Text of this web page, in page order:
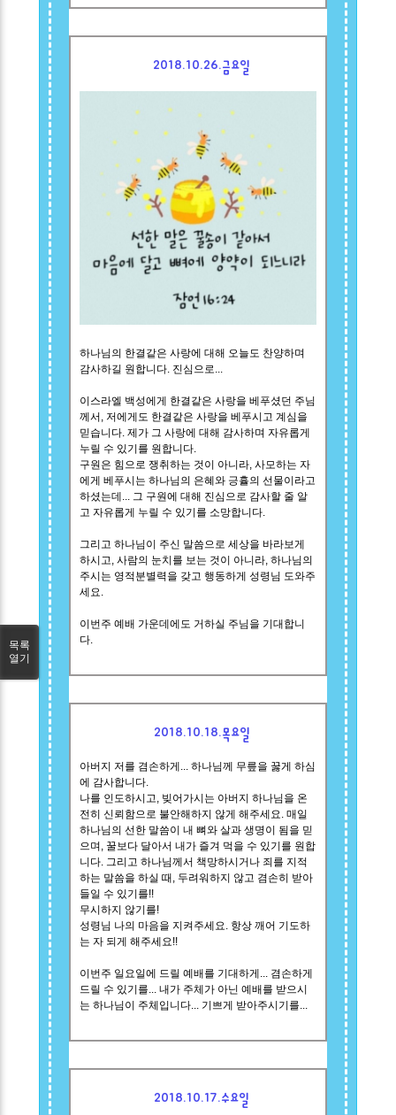
2018.10.26.금요일
하나님의 한결같은 사랑에 대해 오늘도 찬양하며
감사하길 원합니다. 진심으로...
이스라엘 백성에게 한결같은 사랑을 베푸셨던 주님
께서, 저에게도 한결같은 사랑을 베푸시고 계심을
믿습니다. 제가 그 사랑에 대해 감사하며 자유롭게
누릴 수 있기를 원합니다.
구원은 힘으로 쟁취하는 것이 아니라, 사모하는 자
에게 베푸시는 하나님의 은혜와 긍휼의 선물이라고
하셨는데... 그 구원에 대해 진심으로 감사할 줄 알
고 자유롭게 누릴 수 있기를 소망합니다.
그리고 하나님이 주신 말씀으로 세상을 바라보게
하시고, 사람의 눈치를 보는 것이 아니라, 하나님의
주시는 영적분별력을 갖고 행동하게 성령님 도와주
세요.
이번주 예배 가운데에도 거하실 주님을 기대합니
다.
2018.10.18.목요일
아버지 저를 겸손하게... 하나님께 무릎을 꿇게 하심
에 감사합니다.
나를 인도하시고, 빚어가시는 아버지 하나님을 온
전히 신뢰함으로 불안해하지 않게 해주세요. 매일
하나님의 선한 말씀이 내 뼈와 살과 생명이 됨을 믿
으며, 꿀보다 달아서 내가 즐겨 먹을 수 있기를 원합
니다. 그리고 하나님께서 책망하시거나 죄를 지적
하는 말씀을 하실 때, 두려워하지 않고 겸손히 받아
들일 수 있기를!!
무시하지 않기를!
성령님 나의 마음을 지켜주세요. 항상 깨어 기도하
는 자 되게 해주세요!!
이번주 일요일에 드릴 예배를 기대하게... 겸손하게
드릴 수 있기를... 내가 주체가 아닌 예배를 받으시
는 하나님이 주체입니다... 기쁘게 받아주시기를...
2018.10.17.수요일
목록
열기